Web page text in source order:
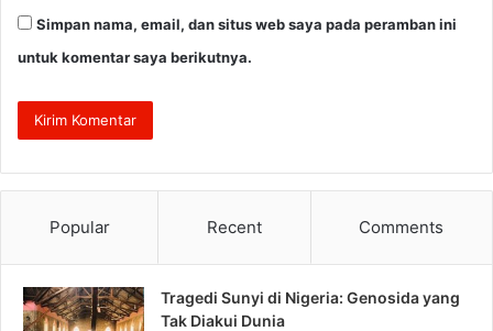
Simpan nama, email, dan situs web saya pada peramban ini
untuk komentar saya berikutnya.
Popular Recent Comments
Tragedi Sunyi di Nigeria: Genosida yang
Tak Diakui Dunia